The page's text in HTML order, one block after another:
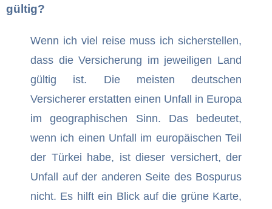
gültig?
Wenn ich viel reise muss ich sicherstellen,
dass die Versicherung im jeweiligen Land
gültig ist. Die meisten deutschen
Versicherer erstatten einen Unfall in Europa
im geographischen Sinn. Das bedeutet,
wenn ich einen Unfall im europäischen Teil
der Türkei habe, ist dieser versichert, der
Unfall auf der anderen Seite des Bospurus
nicht. Es hilft ein Blick auf die grüne Karte,